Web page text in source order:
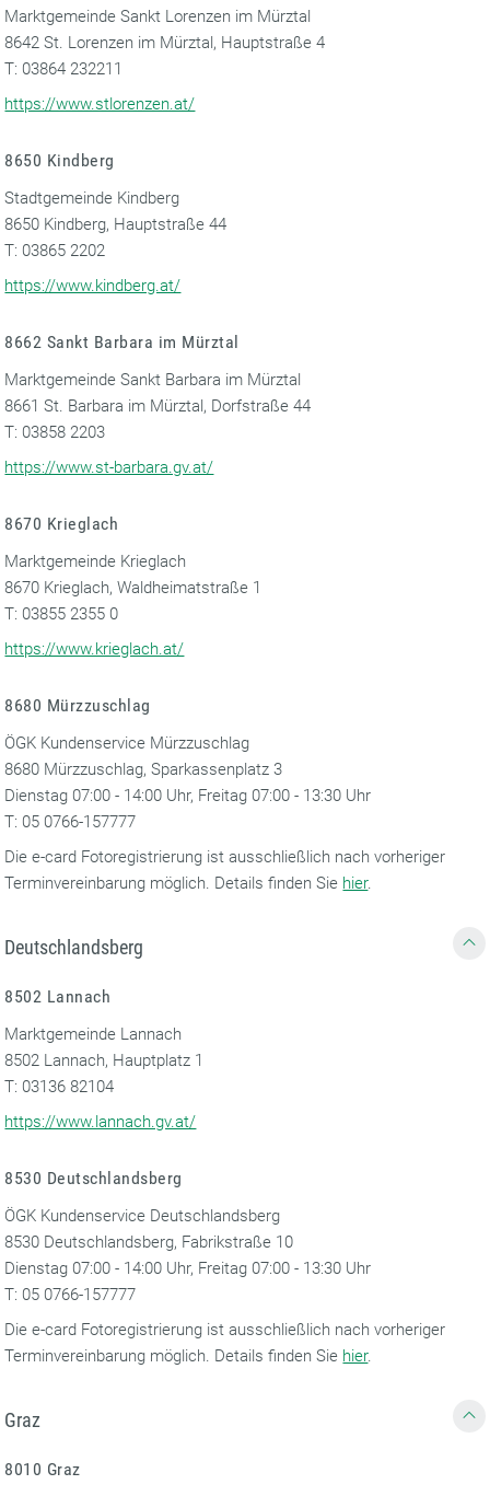
Marktgemeinde Sankt Lorenzen im Mürztal
8642 St. Lorenzen im Mürztal, Hauptstraße 4
T: 03864 232211
https://www.stlorenzen.at/
8650 Kindberg
Stadtgemeinde Kindberg
8650 Kindberg, Hauptstraße 44
T: 03865 2202
https://www.kindberg.at/
8662 Sankt Barbara im Mürztal
Marktgemeinde Sankt Barbara im Mürztal
8661 St. Barbara im Mürztal, Dorfstraße 44
T: 03858 2203
https://www.st-barbara.gv.at/
8670 Krieglach
Marktgemeinde Krieglach
8670 Krieglach, Waldheimatstraße 1
T: 03855 2355 0
https://www.krieglach.at/
8680 Mürzzuschlag
ÖGK Kundenservice Mürzzuschlag
8680 Mürzzuschlag, Sparkassenplatz 3
Dienstag 07:00 - 14:00 Uhr, Freitag 07:00 - 13:30 Uhr
T: 05 0766-157777
Die e-card Fotoregistrierung ist ausschließlich nach vorheriger
Terminvereinbarung möglich. Details finden Sie hier.
Deutschlandsberg
8502 Lannach
Marktgemeinde Lannach
8502 Lannach, Hauptplatz 1
T: 03136 82104
https://www.lannach.gv.at/
8530 Deutschlandsberg
ÖGK Kundenservice Deutschlandsberg
8530 Deutschlandsberg, Fabrikstraße 10
Dienstag 07:00 - 14:00 Uhr, Freitag 07:00 - 13:30 Uhr
T: 05 0766-157777
Die e-card Fotoregistrierung ist ausschließlich nach vorheriger
Terminvereinbarung möglich. Details finden Sie hier.
Graz
8010 Graz